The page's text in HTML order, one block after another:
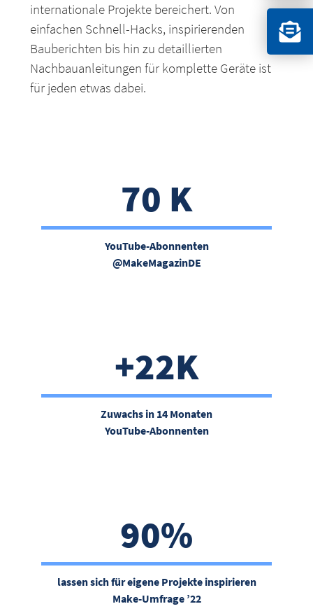
internationale Projekte bereichert. Von
einfachen Schnell-Hacks, inspirierenden
Bauberichten bis hin zu detaillierten
Nachbauanleitungen für komplette Geräte ist
für jeden etwas dabei.
70 K
YouTube-Abonnenten
@MakeMagazinDE
+22K
Zuwachs in 14 Monaten
YouTube-Abonnenten
90%
lassen sich für eigene Projekte inspirieren
Make-Umfrage ’22